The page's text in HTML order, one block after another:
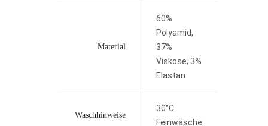
Material
60%
Polyamid,
37%
Viskose, 3%
Elastan
Waschhinweise
30°C
Feinwäsche